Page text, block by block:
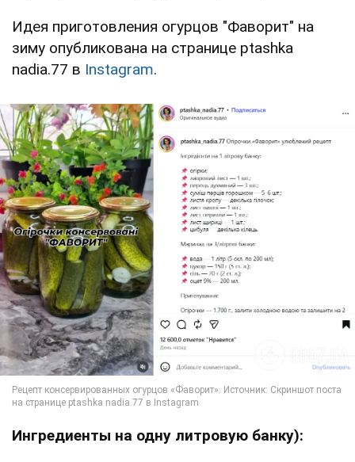
Идея приготовления огурцов "Фаворит" на
зиму опубликована на странице ptashka
nadia.77 в Instagram.
Ингредиенты на одну литровую банку):